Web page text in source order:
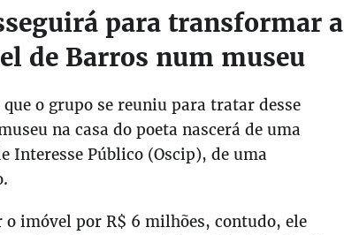
para transformar a
de Barros num museu
o grupo se reuniu para tratar desse
na casa do poeta nascerá de uma
Interesse Público (Oscip), de uma
o imóvel por R$ 6 milhões, contudo, ele